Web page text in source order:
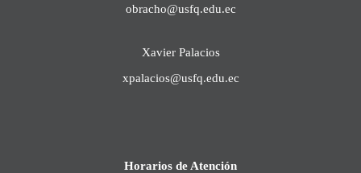
obracho@usfq.edu.ec
Xavier Palacios
xpalacios@usfq.edu.ec
Horarios de Atención